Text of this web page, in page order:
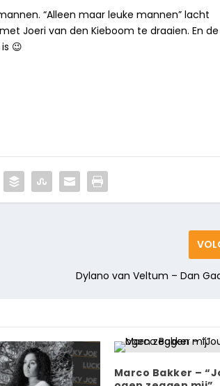
“Alleen maar leuke mannen” lacht
Joeri van den Kieboom te draaien. En de
😉
Dylano van Veltum – Dan
Marco Bakker –